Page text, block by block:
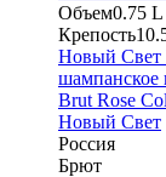
Объем0.75 L
Крепость
Новый Свет
шампанское
Brut Rose
Новый Свет
Россия
Брют